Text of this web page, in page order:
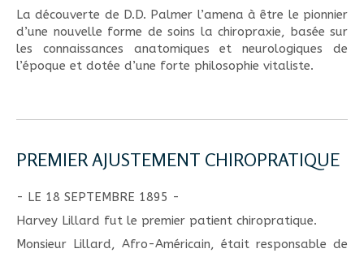
La découverte de D.D. Palmer l’amena à être le pionnier
d’une nouvelle forme de soins la chiropraxie, basée sur
les connaissances anatomiques et neurologiques de
l’époque et dotée d’une forte philosophie vitaliste.
PREMIER AJUSTEMENT CHIROPRATIQUE
- LE 18 SEPTEMBRE 1895 -
Harvey Lillard fut le premier patient chiropratique.
Monsieur Lillard, Afro-Américain, était responsable de